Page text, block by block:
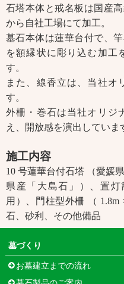
石塔本体と戒名板は国産
から自社工場にて加工。
墓石本体は蓮華台付で、
を額縁状に彫り込む加工
す。
また、線香立は、当社オ
す。
外柵・巻石は当社オリジ
え、開放感を演出していま
施工内容
10 号蓮華台付石塔 （愛媛
県産「大島石」）、置
用）、門柱型外柵 （ 1.8m
石、砂利、その他備品
墓づくり
お墓建立までの流れ